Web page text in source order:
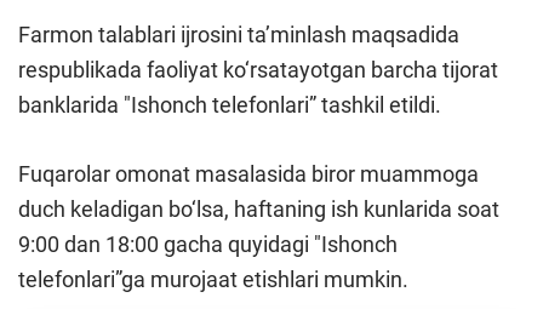
Farmon talablari ijrosini ta’minlash maqsadida
respublikada faoliyat ko‘rsatayotgan barcha tijorat
banklarida "Ishonch telefonlari” tashkil etildi.
Fuqarolar omonat masalasida biror muammoga
duch keladigan bo‘lsa, haftaning ish kunlarida soat
9:00 dan 18:00 gacha quyidagi "Ishonch
telefonlari”ga murojaat etishlari mumkin.